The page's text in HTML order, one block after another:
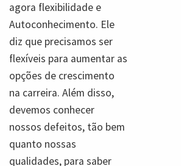
agora flexibilidade e
Autoconhecimento. Ele
diz que precisamos ser
flexíveis para aumentar as
opções de crescimento
na carreira. Além disso,
devemos conhecer
nossos defeitos, tão bem
quanto nossas
qualidades, para saber